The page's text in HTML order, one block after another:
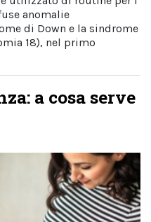
anomalie
di Down e la sindrome
18), nel primo
a cosa serve